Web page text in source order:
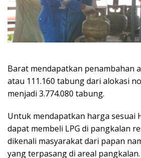
Barat mendapatkan penambahan
atau 111.160 tabung dari alokasi
menjadi 3.774.080 tabung.
Untuk mendapatkan harga sesuai
dapat membeli LPG di pangkalan
dikenali masyarakat dari papan
yang terpasang di areal